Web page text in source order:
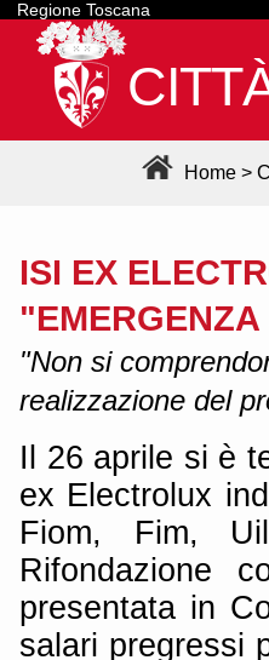
Regione Toscana
Home >
ISI EX
"Non si
realizzazione del
Il 26 aprile si è
ex Electrolux
Fiom, Fim,
Rifondazione
presentata in
salari pregressi